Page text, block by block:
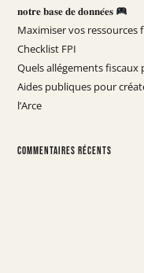
𝐧𝐨𝐭𝐫𝐞 𝐛𝐚𝐬𝐞 𝐝𝐞 𝐝𝐨𝐧𝐧𝐞́𝐞𝐬
Maximiser vos ressources
Checklist FPI
Quels allégements fiscaux
Aides publiques pour
l’Arce
Commentaires récents